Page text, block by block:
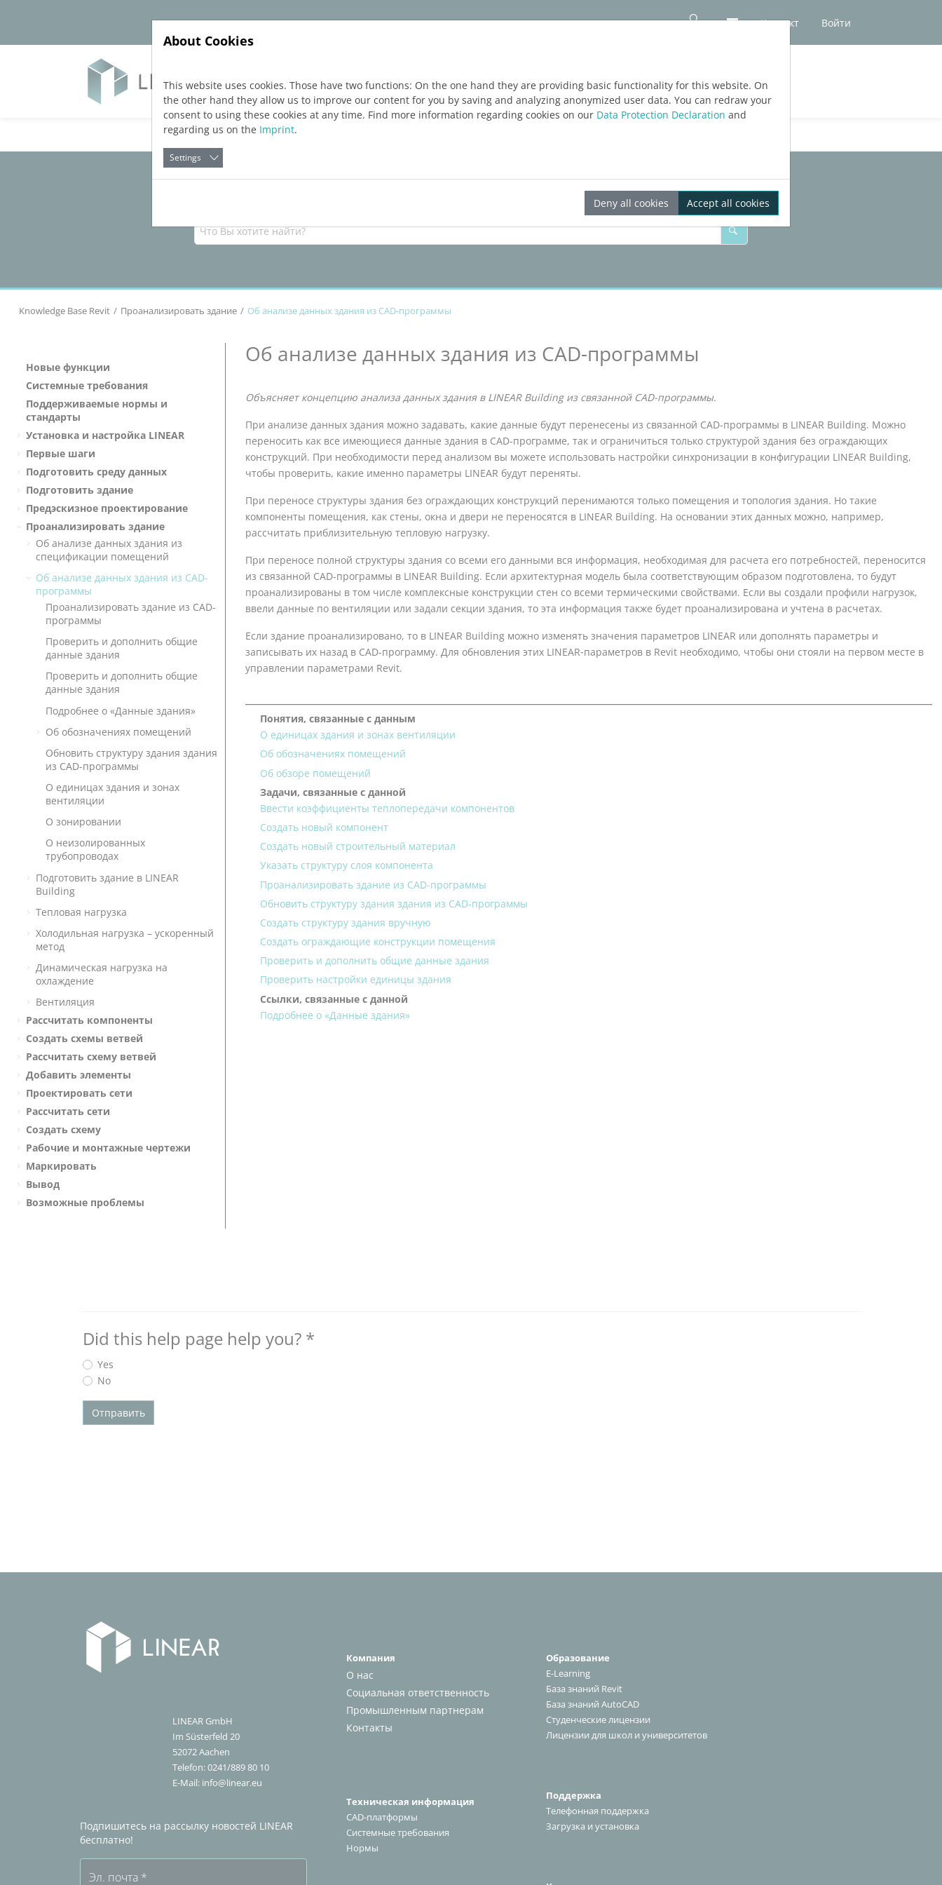
Контакт
Войти
Продукты Услуги Блог ЗАПРОС ТЕСТОВОЙ ВЕРСИИ
Knowledge Base Revit Проанализировать здание Об анализе данных здания из CAD-программы
Новые функции
Системные требования
Поддерживаемые нормы и
стандарты
Установка и настройка LINEAR
Первые шаги
Подготовить среду данных
Подготовить здание
Предэскизное проектирование
Проанализировать здание
Об анализе данных здания из
спецификации помещений
Об анализе данных здания из CAD-
программы
Проанализировать здание из CAD-
программы
Проверить и дополнить общие
данные здания
Проверить и дополнить общие
данные здания
Подробнее о «Данные здания»
Об обозначениях помещений
Обновить структуру здания здания
из CAD-программы
О единицах здания и зонах
вентиляции
О зонировании
О неизолированных
трубопроводах
Подготовить здание в LINEAR
Building
Тепловая нагрузка
Холодильная нагрузка – ускоренный
метод
Динамическая нагрузка на
охлаждение
Вентиляция
Рассчитать компоненты
Создать схемы ветвей
Рассчитать схему ветвей
Добавить элементы
Проектировать сети
Рассчитать сети
Создать схему
Рабочие и монтажные чертежи
Маркировать
Вывод
Возможные проблемы
Об анализе данных здания из CAD-программы
Объясняет концепцию анализа данных здания в LINEAR Buildingиз связанной CAD-программы.
При анализе данных здания можно задавать, какие данные будут перенесены из связанной CAD-программы в LINEAR Building. Можно
переносить как все имеющиеся данные здания в CAD-программе, так и ограничиться только структурой здания без ограждающих
конструкций. При необходимости перед анализом вы можете использовать настройки синхронизации в конфигурации LINEAR Building,
чтобы проверить, какие именно параметры LINEAR будут переняты.
При переносе структуры здания без ограждающих конструкций перенимаются только помещения и топология здания. Но такие
компоненты помещения, как стены, окна и двери не переносятся в LINEAR Building. На основании этих данных можно, например,
рассчитать приблизительную тепловую нагрузку.
При переносе полной структуры здания со всеми его данными вся информация, необходимая для расчета его потребностей, переносится
из связанной CAD-программы в LINEAR Building. Если архитектурная модель была соответствующим образом подготовлена, то будут
проанализированы в том числе комплексные конструкции стен со всеми термическими свойствами. Если вы создали профили нагрузок,
ввели данные по вентиляции или задали секции здания, то эта информация также будет проанализирована и учтена в расчетах.
Если здание проанализировано, то в LINEAR Building можно изменять значения параметров LINEAR или дополнять параметры и
записывать их назад в CAD-программу. Для обновления этих LINEAR‑параметров в Revit необходимо, чтобы они стояли на первом месте в
управлении параметрами Revit.
Понятия, связанные с данным
О единицах здания и зонах вентиляции
Об обозначениях помещений
Об обзоре помещений
Задачи, связанные с данной
Ввести коэффициенты теплопередачи компонентов
Создать новый компонент
Создать новый строительный материал
Указать структуру слоя компонента
Проанализировать здание из CAD-программы
Обновить структуру здания здания из CAD-программы
Создать cтруктуру здания вручную
Создать ограждающие конструкции помещения
Проверить и дополнить общие данные здания
Проверить настройки единицы здания
Ссылки, связанные с данной
Подробнее о «Данные здания»
Did this help page help you? *
Yes
No
Отправить
LINEAR GmbH
Im Süsterfeld 20
52072Aachen
Telefon:0241/889 80 10
E-Mail: info@linear.eu
Подпишитесь на рассылку новостей LINEAR
бесплатно!
Эл. почта *
Компания
О нас
Социальная ответственность
Промышленным партнерам
Контакты
Техническая информация
CAD-платформы
Системные требования
Нормы
Образование
E-Learning
База знаний Revit
База знаний AutoCAD
Студенческие лицензии
Лицензии для школ и университетов
Поддержка
Телефонная поддержка
Загрузка и установка
About Cookies
This website uses cookies. Those have two functions: On the one hand they are providing basic functionality for this website. On
the other hand they allow us to improve our content for you by saving and analyzing anonymized user data. You can redraw your
consent to using these cookies at any time. Find more information regarding cookies on our Data Protection Declaration and
regarding us on the Imprint.
Settings
Deny all cookies Accept all cookies